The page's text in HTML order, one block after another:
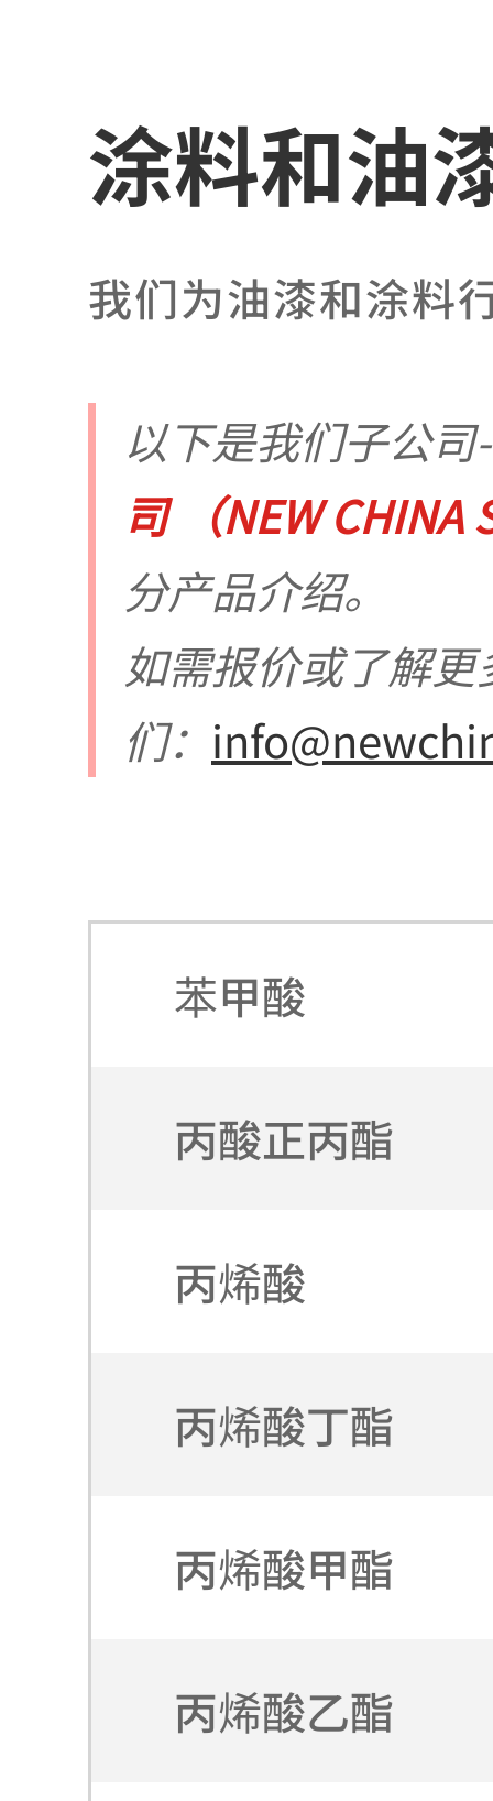
涂料和油
我们为油漆和涂料
以下是我们子公司
司 （NEW CHINA
分产品介绍。
如需报价或了解
们：
苯甲酸
丙酸正丙酯
丙烯酸
丙烯酸丁酯
丙烯酸甲酯
丙烯酸乙酯